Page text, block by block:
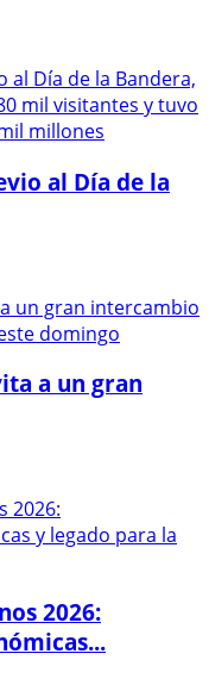
al Día de la
a un gran
2026: